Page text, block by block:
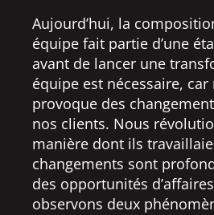
Aujourd’hui, la
équipe fait partie d’une
avant de lancer une
équipe est nécessaire,
provoque des
nos clients. Nous
manière dont ils
changements sont
des opportunités
observons deux